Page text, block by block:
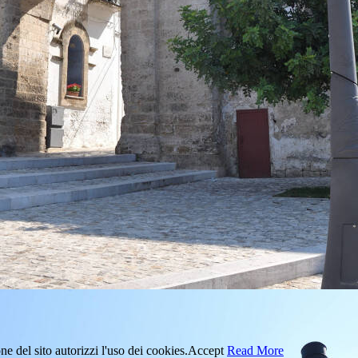
del sito autorizzi l'uso dei cookies.Accept Read More